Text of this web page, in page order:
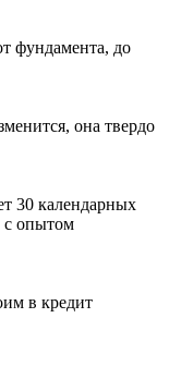
фундамента, до
она твердо
30 календарных
с опытом
в кредит